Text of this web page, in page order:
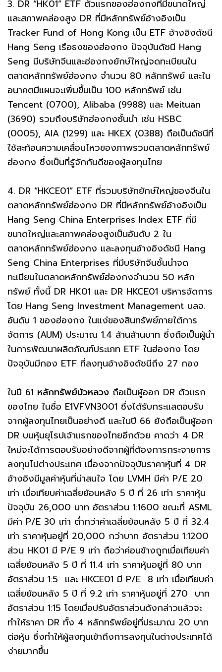
3. DR “HK01” ETF ตัวแรกของฮ่องกงที่มีขนาดใหญ่
และสภาพคล่องสูง DR ที่มีหลักทรัพย์อ้างอิงเป็น
Tracker Fund of Hong Kong เป็น ETF อ้างอิงดัชนี
Hang Seng เรือธงของฮ่องกง ปัจจุบันดัชนี Hang
Seng มีบริษัทจีนและฮ่องกงยักษ์ใหญ่จดทะเบียนใน
ตลาดหลักทรัพย์ฮ่องกง จำนวน 80 หลักทรัพย์ และใน
อนาคตมีแผนจะเพิ่มขึ้นเป็น 100 หลักทรัพย์ เช่น
Tencent (0700), Alibaba (9988) และ Meituan
(3690) รวมถึงบริษัทฮ่องกงชั้นนำ เช่น HSBC
(0005), AIA (1299) และ HKEX (0388) ถือเป็นดัชนีที่
ใช้สะท้อนความเคลื่อนไหวของภาพรวมตลาดหลักทรัพย์
ฮ่องกง ซึ่งเป็นที่รู้จักกันดีของผู้ลงทุนไทย
4. DR “HKCE01” ETF ที่รวมบริษัทยักษ์ใหญ่ของจีนใน
ตลาดหลักทรัพย์ฮ่องกง DR ที่มีหลักทรัพย์อ้างอิงเป็น
Hang Seng China Enterprises Index ETF ที่มี
ขนาดใหญ่และสภาพคล่องสูงเป็นอันดับ 2 ใน
ตลาดหลักทรัพย์ฮ่องกง และลงทุนอ้างอิงดัชนี Hang
Seng China Enterprises ที่มีบริษัทจีนชั้นนำจด
ทะเบียนในตลาดหลักทรัพย์ฮ่องกงจำนวน 50 หลัก
ทรัพย์ ทั้งนี้ DR HK01 และ DR HKCE01 บริหารจัดการ
โดย Hang Seng Investment Management บลจ.
อันดับ 1 ของฮ่องกง ในแง่ของสินทรัพย์ภายใต้การ
จัดการ (AUM) ประมาณ 1.4 ล้านล้านบาท ซึ่งถือเป็นผู้นำ
ในการพัฒนาผลิตภัณฑ์ประเภท ETF ในฮ่องกง โดย
ปัจจุบันมีกอง ETF ที่ลงทุนอ้างอิงดัชนีถึง 27 กอง
ในปี 61 หลักทรัพย์บัวหลวง ถือเป็นผู้ออก DR ตัวแรก
ของไทย ในชื่อ E1VFVN3001 ซึ่งได้รับกระแสตอบรับ
จากผู้ลงทุนไทยเป็นอย่างดี และในปี 66 ยังถือเป็นผู้ออก
DR บนหุ้นยุโรปเจ้าแรกของไทยอีกด้วย คาดว่า 4 DR
ใหม่จะได้การตอบรับอย่างดีจากผู้ที่ต้องการกระจายการ
ลงทุนไปต่างประเทศ เนื่องจากปัจจุบันราคาหุ้นที่ 4 DR
อ้างอิงมีมูลค่าหุ้นที่น่าสนใจ โดย LVMH มีค่า P/E 20
เท่า เมื่อเทียบค่าเฉลี่ยย้อนหลัง 5 ปี ที่ 26 เท่า ราคาหุ้น
ปัจจุบัน 26,000 บาท อัตราส่วน 1:1600 ขณะที่ ASML
มีค่า P/E 30 เท่า ต่ำกว่าค่าเฉลี่ยย้อนหลัง 5 ปี ที่ 32.4
เท่า ราคาหุ้นอยู่ที่ 20,000 กว่าบาท อัตราส่วน 1:1200
ส่วน HK01 มี P/E 9 เท่า ถือว่าค่อนข้างถูกเมื่อเทียบค่า
เฉลี่ยย้อนหลัง 5 ปี ที่ 11.4 เท่า ราคาหุ้นอยู่ที่ 80 บาท
อัตราส่วน 1:5 และ HKCE01 มี P/E 8 เท่า เมื่อเทียบค่า
เฉลี่ยย้อนหลัง 5 ปี ที่ 9.2 เท่า ราคาหุ้นอยู่ที่ 270 บาท
อัตราส่วน 1:15 โดยเมื่อปรับอัตราส่วนดังกล่าวแล้วจะ
ทำให้ราคา DR ทั้ง 4 หลักทรัพย์อยู่ที่ประมาณ 20 บาท
ต่อหุ้น ซึ่งทำให้ผู้ลงทุนเข้าถึงการลงทุนในต่างประเทศได้
ง่ายมากขึ้น